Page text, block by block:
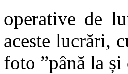
operative de
aceste lucrări,
foto ”până la